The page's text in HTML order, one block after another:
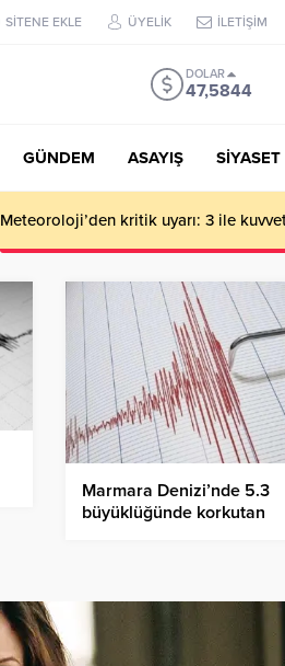
SİTENE EKLE ÜYELİK İLETİŞİM
DOLAR
47,5844
GÜNDEM ASAYIŞ SİYASET
Meteoroloji’den kritik uyarı: 3 ile
Marmara Denizi’nde 5.3
büyüklüğünde korkutan